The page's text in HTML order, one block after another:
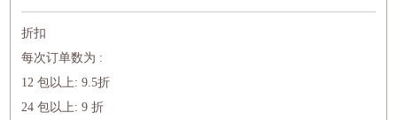
折扣
每次订单数为 :
12 包以上: 9.5折
24 包以上: 9 折